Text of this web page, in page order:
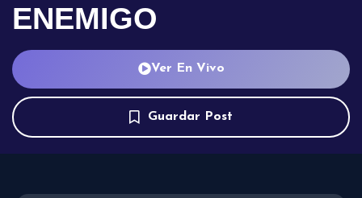
ENEMIGO
Ver En Vivo
Guardar Post